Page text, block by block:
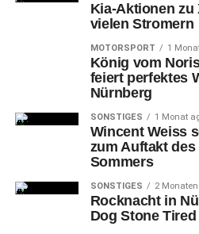
Kia-Aktionen zu
vielen Stromern
MOTORSPORT 1
König vom
feiert perfektes
Nürnberg
SONSTIGES 1 Monat
Wincent Weiss
zum Auftakt
Sommers
SONSTIGES 2
Rocknacht in
Dog Stone Tired